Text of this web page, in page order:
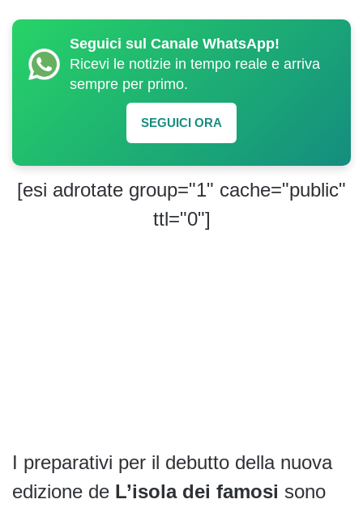
Seguici sul Canale WhatsApp!
Ricevi le notizie in tempo reale e arriva
sempre per primo.
SEGUICI ORA
[esi adrotate group="1" cache="public"
ttl="0"]
I preparativi per il debutto della nuova
edizione de L’isola dei famosi sono